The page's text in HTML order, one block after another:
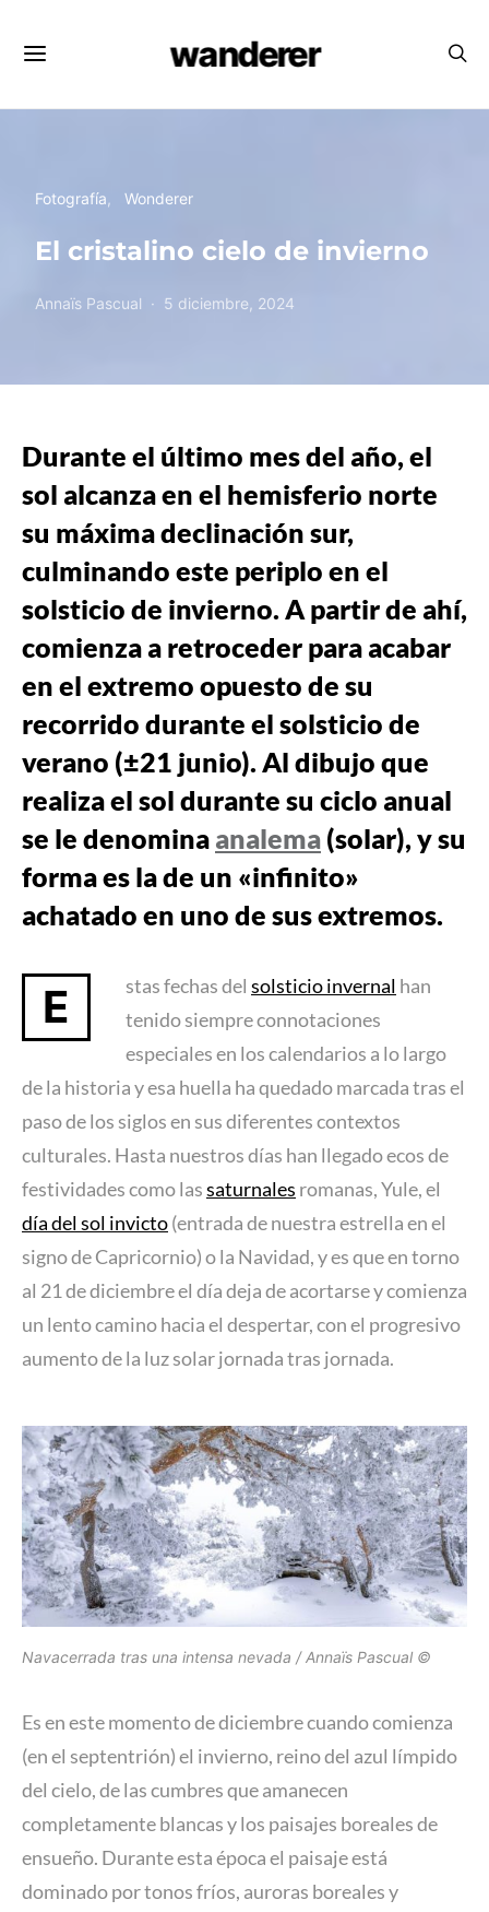
wanderer
Fotografía Wonderer
El cristalino cielo de invierno
Annaïs Pascual 5 diciembre, 2024
Durante el último mes del año, el
sol alcanza en el hemisferio norte
su máxima declinación sur,
culminando este periplo en el
solsticio de invierno. A partir de ahí,
comienza a retroceder para acabar
en el extremo opuesto de su
recorrido durante el solsticio de
verano (±21 junio). Al dibujo que
realiza el sol durante su ciclo anual
se le denomina analema (solar), y su
forma es la de un «infinito»
achatado en uno de sus extremos.
E stas fechas del solsticio invernal han
tenido siempre connotaciones
especiales en los calendarios a lo largo
de la historia y esa huella ha quedado marcada tras el
paso de los siglos en sus diferentes contextos
culturales. Hasta nuestros días han llegado ecos de
festividades como lassaturnales romanas, Yule, el
día del sol invicto(entrada de nuestra estrella en el
signo de Capricornio) o la Navidad, y es que en torno
al 21 de diciembre el día deja de acortarse y comienza
un lento camino hacia el despertar, con el progresivo
aumento de la luz solar jornada tras jornada.
Navacerrada tras una intensa nevada / Annaïs Pascual ©
Es en este momento de diciembre cuando comienza
(en el septentrión) el invierno, reino del azul límpido
del cielo, de las cumbres que amanecen
completamente blancas y los paisajes boreales de
ensueño. Durante esta época el paisaje está
dominado por tonos fríos, auroras boreales y